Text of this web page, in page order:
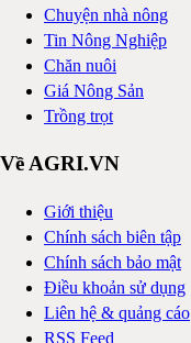
Chuyện nhà nông
Tin Nông Nghiệp
Chăn nuôi
Giá Nông Sản
Trồng trọt
Về AGRI.VN
Giới thiệu
Chính sách biên tập
Chính sách bảo mật
Điều khoản sử dụng
Liên hệ & quảng cáo
RSS Feed